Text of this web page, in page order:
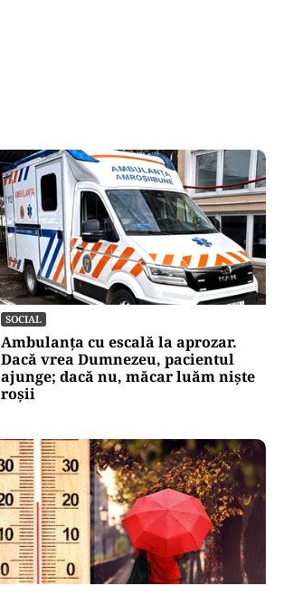
SOCIAL
Ambulanța cu escală la aprozar.
Dacă vrea Dumnezeu, pacientul
ajunge; dacă nu, măcar luăm niște
roșii